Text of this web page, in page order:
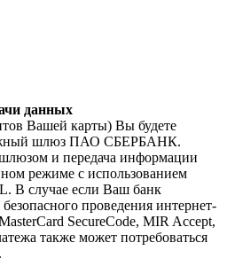
данных
Вашей карты) Вы будете
шлюз ПАО СБЕРБАНК.
и передача информации
режиме с использованием
В случае если Ваш банк
проведения интернет-
SecureCode, MIR Accept,
также может потребоваться